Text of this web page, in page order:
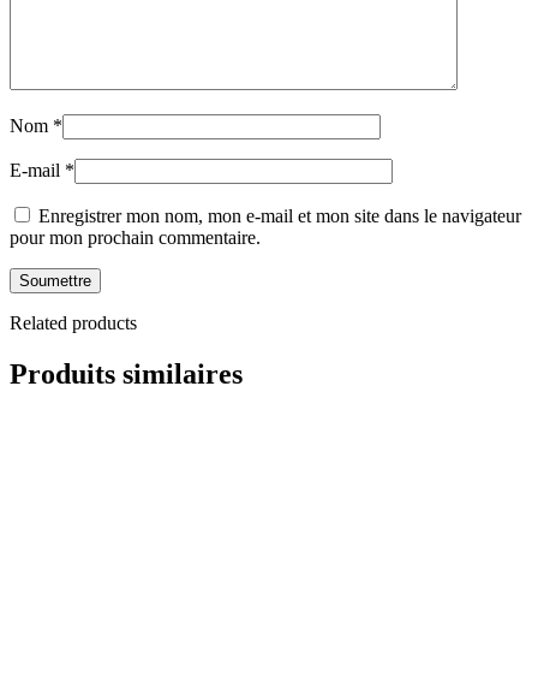
Nom *
E-mail *
Enregistrer mon nom, mon e-mail et mon site dans le navigateur
pour mon prochain commentaire.
Related products
Produits similaires